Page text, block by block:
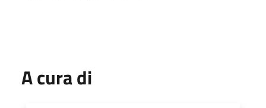
A cura di